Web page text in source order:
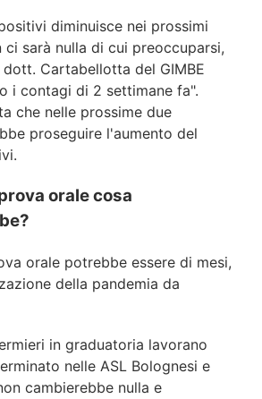
diminuisce nei prossimi
sarà nulla di cui preoccuparsi,
Cartabellotta del GIMBE
i contagi di 2 settimane fa".
che nelle prossime due
proseguire l'aumento del
orale cosa
orale potrebbe essere di mesi,
della pandemia da
in graduatoria lavorano
nelle ASL Bolognesi e
cambierebbe nulla e